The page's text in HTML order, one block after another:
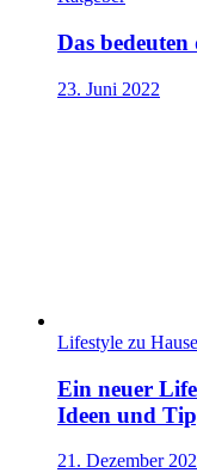
Das bedeuten
23. Juni 2022
Lifestyle zu Hause
Ein neuer
Ideen und
21. Dezember